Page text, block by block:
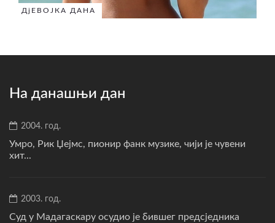
ДјЕВОЈКА ДАНА
На данашњи дан
2004. год.
Умро, Рик Џејмс, пионир фанк музике, чији је чувени
хит...
2003. год.
Суд у Мадагаскару осудио је бившег предсједника